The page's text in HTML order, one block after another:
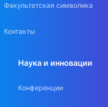
Факультетская символика
Контакты
Наука и инновации
Конференции